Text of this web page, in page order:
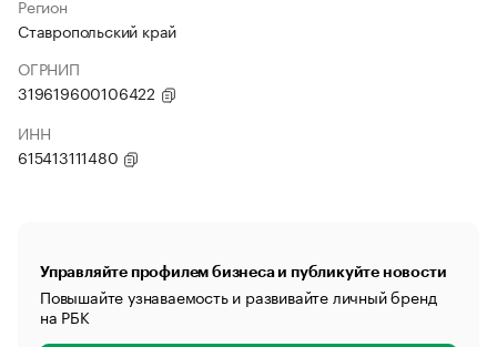
Регион
Ставропольский край
ОГРНИП
319619600106422
ИНН
615413111480
Управляйте профилем бизнеса и публикуйте новости
Повышайте узнаваемость и развивайте личный бренд
на РБК